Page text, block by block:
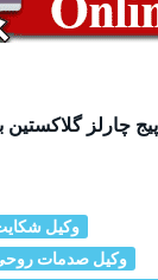
چارلز گلاکستین
وکیل
وکیل صدمات